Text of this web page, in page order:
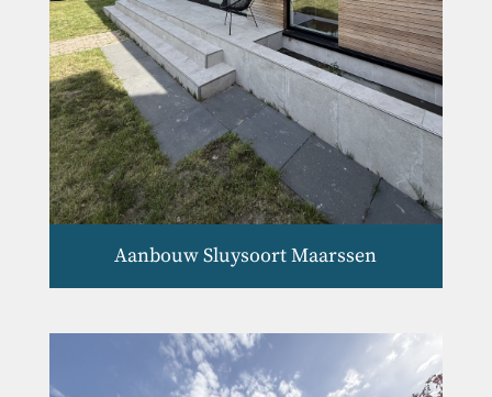
Aanbouw Sluysoort Maarssen